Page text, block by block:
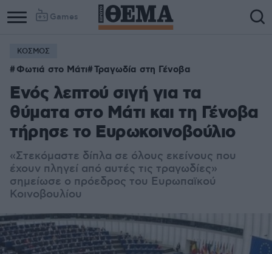
Games
ΚΟΣΜΟΣ
Φωτιά στο Μάτι Τραγωδία στη Γένοβα
Ενός λεπτού σιγή για τα
θύματα στο Μάτι και τη Γένοβα
τήρησε το Ευρωκοινοβούλιο
«Στεκόμαστε δίπλα σε όλους εκείνους που
έχουν πληγεί από αυτές τις τραγωδίες»
σημείωσε ο πρόεδρος του Ευρωπαϊκού
Κοινοβουλίου